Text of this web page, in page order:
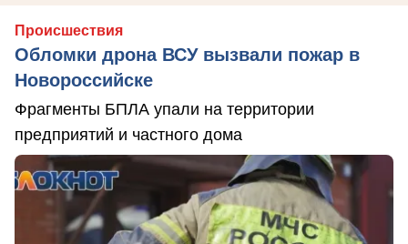
Происшествия
Обломки дрона ВСУ вызвали пожар в
Новороссийске
Фрагменты БПЛА упали на территории
предприятий и частного дома